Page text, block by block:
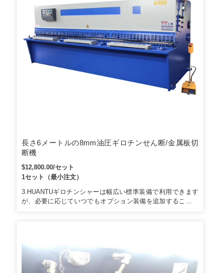
長さ6メートルの8mm油圧ギロチンせん断/金属板切
断機
$12,800.00/セット
1セット（最小注文）
3.HUANTUギロチンシャーは幅広い標準装備で利用できます
が、必要に応じていつでもオプション装備を追加することが
ドキャリアビームブランド：HUANTUすべてのHUANTU標準
せん断機の裏側にはバックシルダーが使用されているため、
作業者は切断後に材料を簡単に拾うことができます。